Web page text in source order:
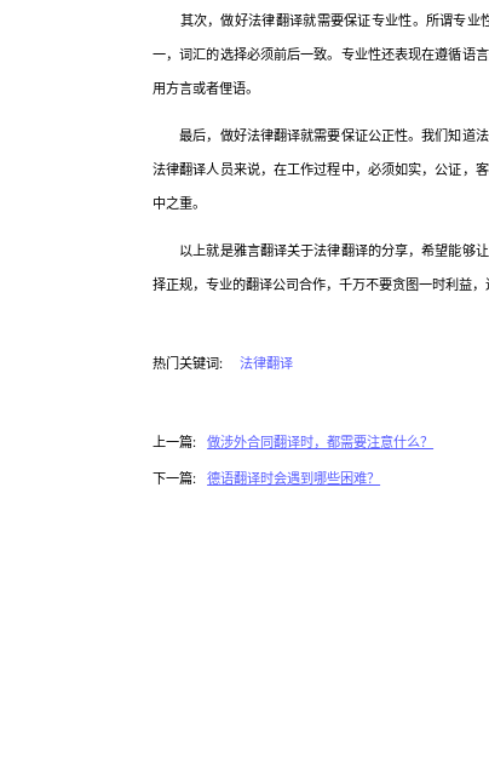
其次，做好法律翻译就需要保证专业性。所谓专业
一，词汇的选择必须前后一致。专业性还表现在遵循语
用方言或者俚语。
最后，做好法律翻译就需要保证公正性。我们知道法
法律翻译人员来说，在工作过程中，必须如实，公证，
中之重。
以上就是雅言翻译关于法律翻译的分享，希望能够让
择正规，专业的翻译公司合作，千万不要贪图一时利益，
热门关键词: 法律翻译
上一篇: 做涉外合同翻译时，都需要注意什么？
下一篇: 德语翻译时会遇到哪些困难？